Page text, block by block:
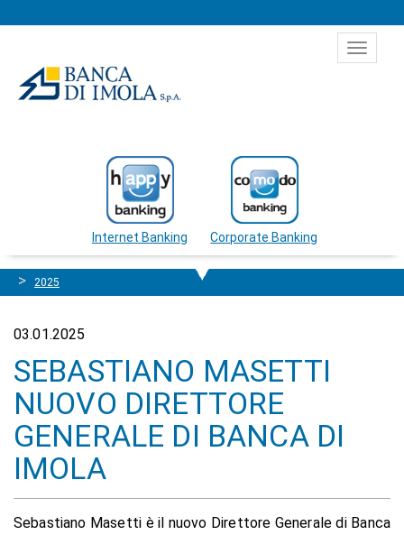
Toggle
Internet Banking Corporate Banking
2025
03.01.2025
SEBASTIANO MASETTI
NUOVO DIRETTORE
GENERALE DI BANCA DI
IMOLA
Sebastiano Masetti è il nuovo Direttore Generale di Banca